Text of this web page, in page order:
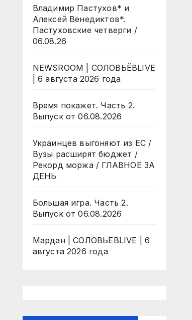
Владимир Пастухов* и
Алексей Венедиктов*.
Пастуховские четверги /
06.08.26
NEWSROOM | СОЛОВЬЁВLIVE
| 6 августа 2026 года
Время покажет. Часть 2.
Выпуск от 06.08.2026
Украинцев выгоняют из ЕС /
Вузы расширят бюджет /
Рекорд моржа / ГЛАВНОЕ ЗА
ДЕНЬ
Большая игра. Часть 2.
Выпуск от 06.08.2026
Мардан | СОЛОВЬЁВLIVE | 6
августа 2026 года